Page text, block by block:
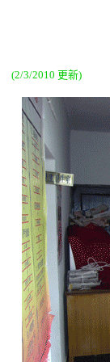
(2/3/2010 更新)